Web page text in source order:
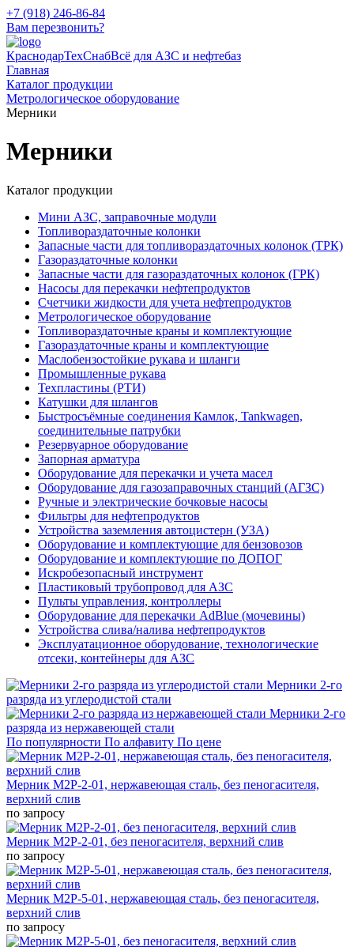
+7 (918) 246-86-84
Вам перезвонить?
КраснодарТехСнабВсё для АЗС и нефтебаз
Главная
Каталог продукции
Метрологическое оборудование
Мерники
Мерники
Каталог продукции
Мини АЗС, заправочные модули
Топливораздаточные колонки
Запасные части для топливораздаточных колонок (ТРК)
Газораздаточные колонки
Запасные части для газораздаточных колонок (ГРК)
Насосы для перекачки нефтепродуктов
Счетчики жидкости для учета нефтепродуктов
Метрологическое оборудование
Топливораздаточные краны и комплектующие
Газораздаточные краны и комплектующие
Маслобензостойкие рукава и шланги
Промышленные рукава
Техпластины (РТИ)
Катушки для шлангов
Быстросъёмные соединения Камлок, Tankwagen,
соединительные патрубки
Резервуарное оборудование
Запорная арматура
Оборудование для перекачки и учета масел
Оборудование для газозаправочных станций (АГЗС)
Ручные и электрические бочковые насосы
Фильтры для нефтепродуктов
Устройства заземления автоцистерн (УЗА)
Оборудование и комплектующие для бензовозов
Оборудование и комплектующие по ДОПОГ
Искробезопасный инструмент
Пластиковый трубопровод для АЗС
Пульты управления, контроллеры
Оборудование для перекачки AdBlue (мочевины)
Устройства слива/налива нефтепродуктов
Эксплуатационное оборудование, технологические
отсеки, контейнеры для АЗС
Мерники 2-го
разряда из углеродистой стали
Мерники 2-го
разряда из нержавеющей стали
По популярности По алфавиту По цене
Мерник М2Р-2-01, нержавеющая сталь, без пеногасителя,
верхний слив
по запросу
Мерник М2Р-2-01, без пеногасителя, верхний слив
по запросу
Мерник М2Р-5-01, нержавеющая сталь, без пеногасителя,
верхний слив
по запросу